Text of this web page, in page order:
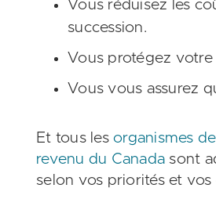
Vous réduisez les
succession.
Vous protégez votre
Vous vous assurez
Et tous les organismes
revenu du Canada sont
selon vos priorités et vos